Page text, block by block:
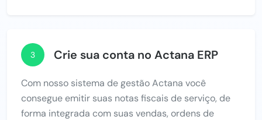
3 Crie sua conta no Actana ERP
Com nosso sistema de gestão Actana você
consegue emitir suas notas fiscais de serviço, de
forma integrada com suas vendas, ordens de